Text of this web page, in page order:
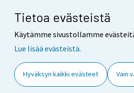
Tietoa evästeistä
Käytämme sivustollamme
Lue lisää evästeistä.
Hyväksyn kaikki evästeet Vain